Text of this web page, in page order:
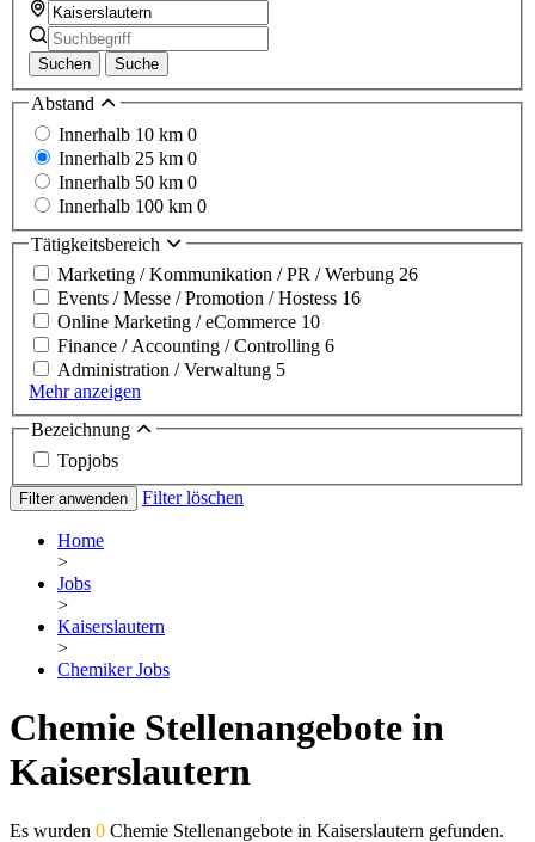
Suchen Suche
Abstand
Innerhalb 10 km 0
Innerhalb 25 km 0
Innerhalb 50 km 0
Innerhalb 100 km 0
Tätigkeitsbereich
Marketing / Kommunikation / PR / Werbung 26
Events / Messe / Promotion / Hostess 16
Online Marketing / eCommerce 10
Finance / Accounting / Controlling 6
Administration / Verwaltung 5
Mehr anzeigen
Bezeichnung
Topjobs
Filter anwenden Filter löschen
Home
>
Jobs
>
Kaiserslautern
>
Chemiker Jobs
Chemie Stellenangebote in
Kaiserslautern
Es wurden 0 Chemie Stellenangebote in Kaiserslautern gefunden.